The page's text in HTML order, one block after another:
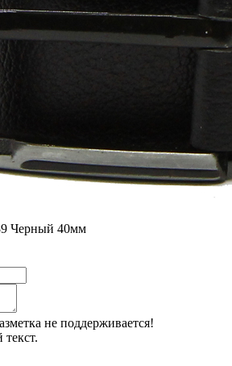
Черный 40мм
не поддерживается!